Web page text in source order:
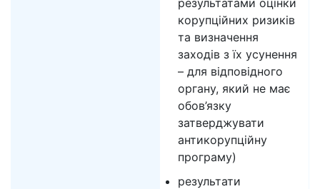
результатами оцінки
корупційних ризиків
та визначення
заходів з їх усунення
– для відповідного
органу, який не має
обов’язку
затверджувати
антикорупційну
програму)
результати